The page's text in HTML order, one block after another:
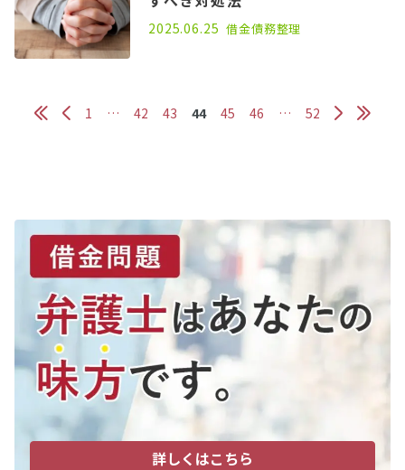
2022.07.06
2025.06.25 借金債務整理
1 … 42 43 44 45 46 … 52
詳しくはこちら